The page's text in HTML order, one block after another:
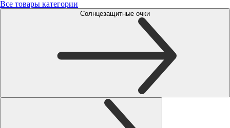
Все товары категории
Солнцезащитные очки